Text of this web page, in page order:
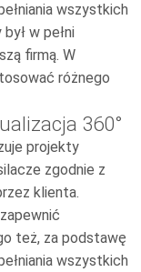
wszystkich
w pełni
firmą. W
różnego
360°
projekty
zgodnie z
klienta.
też, za podstawę
wszystkich